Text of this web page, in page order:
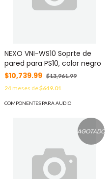
NEXO VNI-WS10 Soprte de
pared para PS10, color negro
$10,739.99 $13,961.99
24meses de$649.01
COMPONENTES PARA AUDIO
AGOTADO